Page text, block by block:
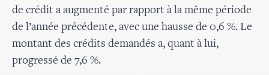
de crédit a augmenté par rapport à la même période
de l’année précédente, avec une hausse de 0,6 %. Le
montant des crédits demandés a, quant à lui,
progressé de 7,6 %.